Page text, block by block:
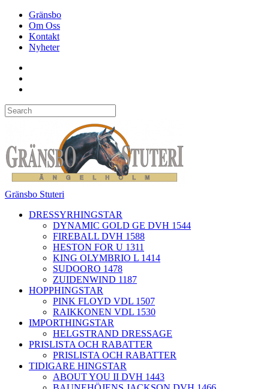
Gränsbo
Om Oss
Kontakt
Nyheter
Gränsbo Stuteri
DRESSYRHINGSTAR
DYNAMIC GOLD GE DVH 1544
FIREBALL DVH 1588
HESTON FOR U 1311
KING OLYMBRIO L 1414
SUDOORO 1478
ZUIDENWIND 1187
HOPPHINGSTAR
PINK FLOYD VDL 1507
RAIKKONEN VDL 1530
IMPORTHINGSTAR
HELGSTRAND DRESSAGE
PRISLISTA OCH RABATTER
PRISLISTA OCH RABATTER
TIDIGARE HINGSTAR
ABOUT YOU II DVH 1443